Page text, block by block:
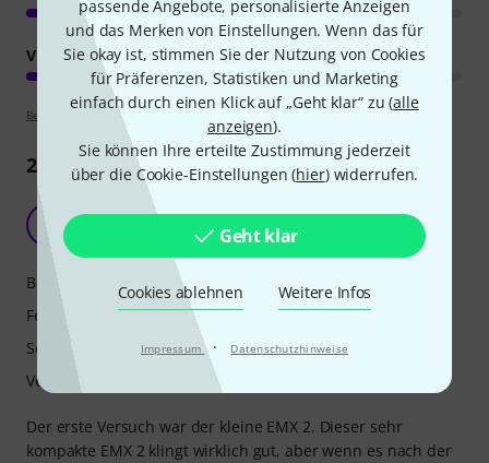
passende Angebote, personalisierte Anzeigen
und das Merken von Einstellungen. Wenn das für
Sie okay ist, stimmen Sie der Nutzung von Cookies
für Präferenzen, Statistiken und Marketing
einfach durch einen Klick auf „Geht klar“ zu (alle
anzeigen).
Sie können Ihre erteilte Zustimmung jederzeit
über die Cookie-Einstellungen (hier) widerrufen.
Geht klar
Cookies ablehnen Weitere Infos
Impressum · Datenschutzhinweise
VERARBEITUNG
Bewertungsrichtlinien
22 Rezensionen
Leute - gebt Euch lieber gleich die Nr.7 (EMX 7)
Edgarov Krachmaninoff 27.09.2018
Der erste Versuch war der kleine EMX 2. Dieser sehr
kompakte EMX 2 klingt wirklich gut, aber wenn es nach der
Bedienung
Features
Sound
Verarbeitung